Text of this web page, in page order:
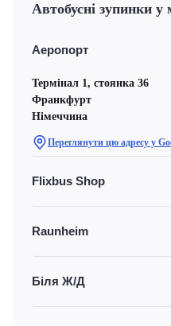
Автобусні зупинки
Аеропорт
Термінал 1, стоянка 36
Франкфурт
Німеччина
Переглянути цю адресу у
Flixbus Shop
Raunheim
Біля Ж/Д